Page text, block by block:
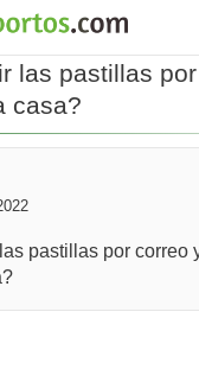
las pastillas
casa?
pastillas por correo